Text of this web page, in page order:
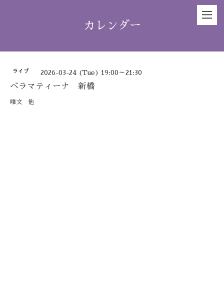
カレンダー
ライブ 2026-03-24 (Tue) 19:00～21:30
ベラマティーナ 新橋
唯文 他